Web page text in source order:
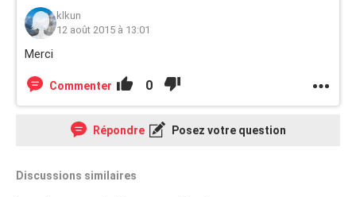
klkun
12 août 2015 à 13:01
Merci
Commenter 0
Répondre Posez votre question
Discussions similaires